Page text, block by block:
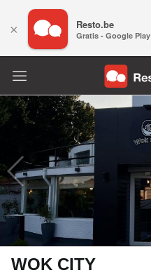
WOK CITY
× Resto.be
Gratis - Google Play